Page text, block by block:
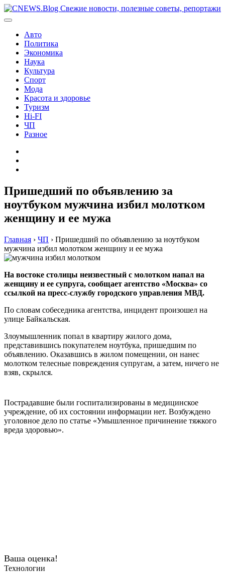
Перейти
к
Авто
Политика
Экономика
Наука
Культура
Спорт
Мода
Красота и здоровье
Туризм
Hi-FI
ЧП
Разное
Пришедший по объявлению за
ноутбуком мужчина избил молотком
женщину и ее мужа
Главная › ЧП › Пришедший по объявлению за ноутбуком
мужчина избил молотком женщину и ее мужа
На востоке столицы неизвестный с молотком напал на
женщину и ее супруга, сообщает агентство «Москва» со
ссылкой на пресс-службу городского управления МВД.
По словам собеседника агентства, инцидент произошел на
улице Байкальская.
Злоумышленник попал в квартиру жилого дома,
представившись покупателем ноутбука, пришедшим по
объявлению. Оказавшись в жилом помещении, он нанес
молотком телесные повреждения супругам, а затем, ничего не
взяв, скрылся.
Пострадавшие были госпитализированы в медицинское
учреждение, об их состоянии информации нет. Возбуждено
уголовное дело по статье «Умышленное причинение тяжкого
вреда здоровью».
Ваша оценка!
Технологии